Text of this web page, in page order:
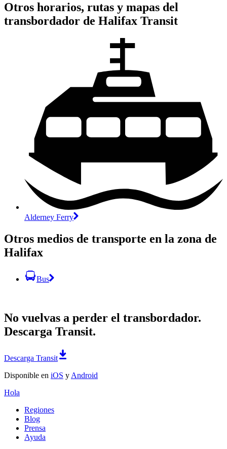
Otros horarios, rutas y mapas del
transbordador de Halifax Transit
Alderney Ferry
Otros medios de transporte en la zona de
Halifax
Bus
No vuelvas a perder el transbordador.
Descarga Transit.
Descarga Transit
Disponible en iOS y Android
Hola
Regiones
Blog
Prensa
Ayuda